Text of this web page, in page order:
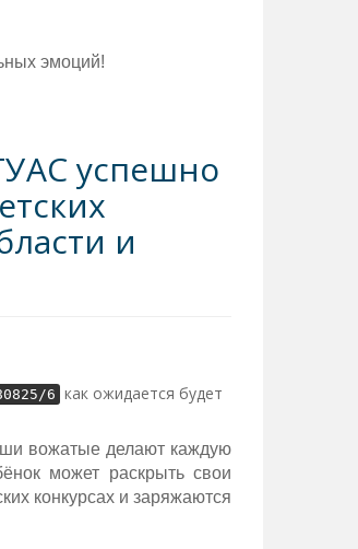
эмоций!
успешно
и
6 как ожидается будет
вожатые делают каждую
может раскрыть свои
конкурсах и заряжаются